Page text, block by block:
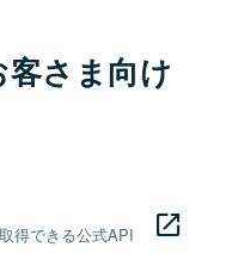
さま向け
得できる公式API